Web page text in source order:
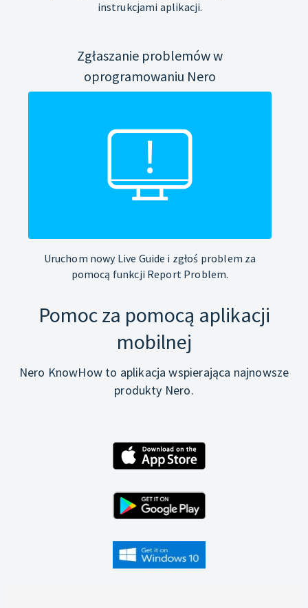
instrukcjami aplikacji.
Zgłaszanie problemów w
oprogramowaniu Nero
Uruchom nowy Live Guide i zgłoś problem za
pomocą funkcji Report Problem.
Pomoc za pomocą aplikacji
mobilnej
Nero KnowHow to aplikacja wspierająca najnowsze
produkty Nero.